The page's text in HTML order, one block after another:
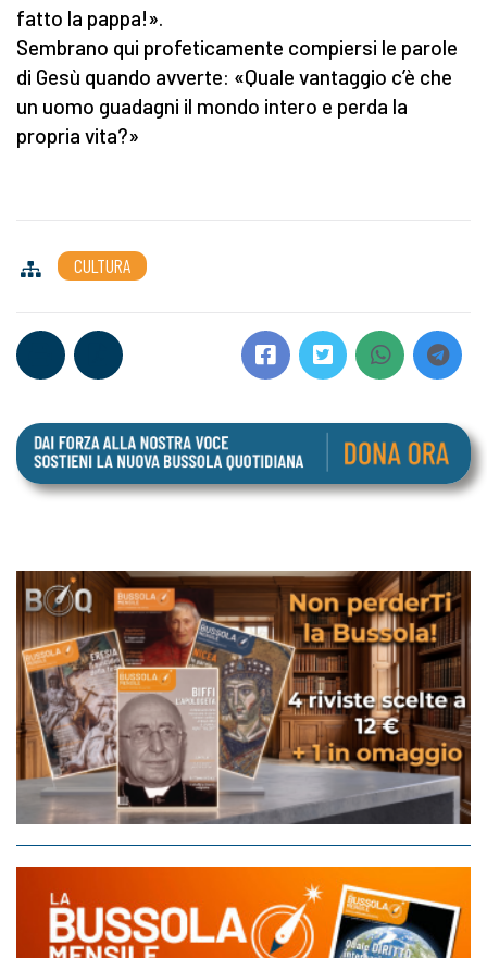
fatto la pappa!».
Sembrano qui profeticamente compiersi le parole
di Gesù quando avverte: «Quale vantaggio c’è che
un uomo guadagni il mondo intero e perda la
propria vita?»
CULTURA